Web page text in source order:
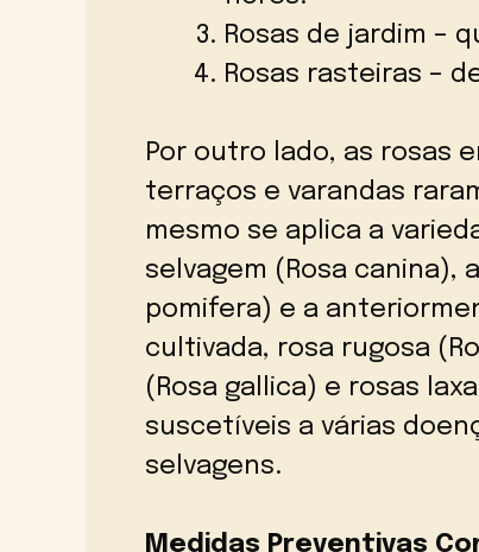
Rosas de jardim –
Rosas rasteiras –
Por outro lado, as rosas
terraços e varandas
mesmo se aplica a
selvagem (Rosa canina),
pomifera) e a
cultivada, rosa rugosa
(Rosa gallica) e rosas
suscetíveis a várias
selvagens.
Medidas Preventivas